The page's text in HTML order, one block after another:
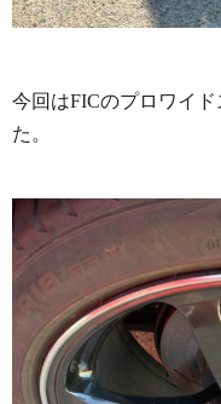
今回はFICのプロワイ
た。